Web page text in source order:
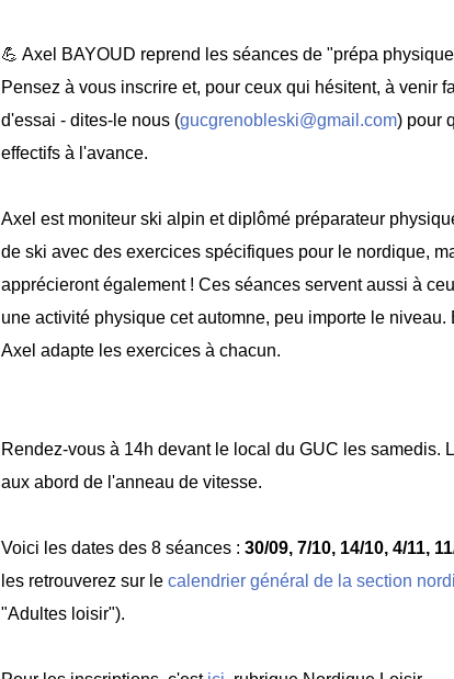
💪 Axel BAYOUD reprend les séances de "prépa
Pensez à vous inscrire et, pour ceux qui hésitent, à venir
d'essai - dites-le nous (gucgrenobleski@gmail.com) pour
effectifs à l'avance.
Axel est moniteur ski alpin et diplômé préparateur
de ski avec des exercices spécifiques pour le nordique,
apprécieront également ! Ces séances servent aussi à
une activité physique cet automne, peu importe le niveau.
Axel adapte les exercices à chacun.
Rendez-vous à 14h devant le local du GUC les samedis.
aux abord de l'anneau de vitesse.
Voici les dates des 8 séances : 30/09, 7/10, 14/10, 4/11,
les retrouverez sur le calendrier général de la section
"Adultes loisir").